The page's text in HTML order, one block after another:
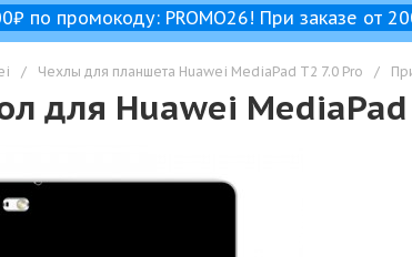
по промокоду: PROMO26! При заказе от
/ Чехлы для планшета Huawei MediaPad T2 7.0 Pro /
для Huawei MediaPad